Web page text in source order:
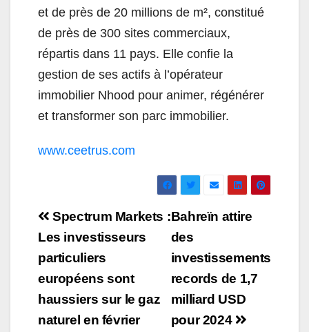
et de près de 20 millions de m², constitué
de près de 300 sites commerciaux,
répartis dans 11 pays. Elle confie la
gestion de ses actifs à l’opérateur
immobilier Nhood pour animer, régénérer
et transformer son parc immobilier.
www.ceetrus.com
Navigation
de
l’article
Bahreïn attire
des
investissements
records de 1,7
milliard USD
pour 2024
Spectrum Markets :
Les investisseurs
particuliers
européens sont
haussiers sur le gaz
naturel en février